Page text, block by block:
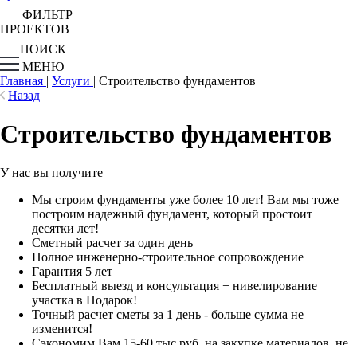
ФИЛЬТР
ПРОЕКТОВ
ПОИСК
МЕНЮ
Главная | Услуги | Строительство фундаментов
Назад
Строительство фундаментов
У нас вы получите
Мы строим фундаменты уже более 10 лет! Вам мы тоже
построим надежный фундамент, который простоит
десятки лет!
Сметный расчет за один день
Полное инженерно-строительное сопровождение
Гарантия 5 лет
Бесплатный выезд и консультация + нивелирование
участка в Подарок!
Точный расчет сметы за 1 день - больше сумма не
изменится!